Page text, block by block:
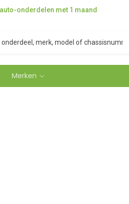
garantie
getest & betrouwbaar
Merken